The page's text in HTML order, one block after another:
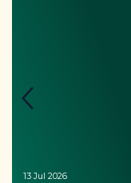
13 Jul 2026